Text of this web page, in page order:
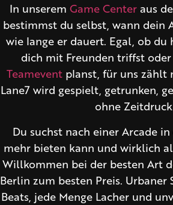
In unserem Game Centeraus
bestimmst du selbst, wann dein
wie lange er dauert. Egal, ob du
dich mit Freunden triffst
Teamevent planst, für uns zählt
Lane7 wird gespielt, getrunken,
ohne
Du suchst nach einer Arcade
mehr bieten kann und wirklich
Willkommen bei der besten Art
Berlin zum besten Preis.
Beats, jede Menge Lacher und